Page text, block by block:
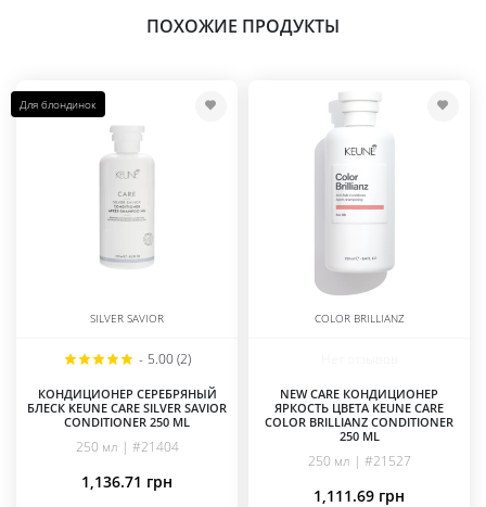
ПОХОЖИЕ ПРОДУКТЫ
Для блондинок
SILVER SAVIOR
- 5.00 (2)
КОНДИЦИОНЕР СЕРЕБРЯНЫЙ
БЛЕСК KEUNE CARE SILVER SAVIOR
CONDITIONER 250 ML
250 мл | #21404
1,136.71 грн
COLOR BRILLIANZ
NEW CARE КОНДИЦИОНЕР
ЯРКОСТЬ ЦВЕТА KEUNE CARE
COLOR BRILLIANZ CONDITIONER
250 ML
250 мл | #21527
1,111.69 грн